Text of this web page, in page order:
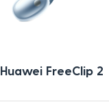
Huawei FreeClip 2